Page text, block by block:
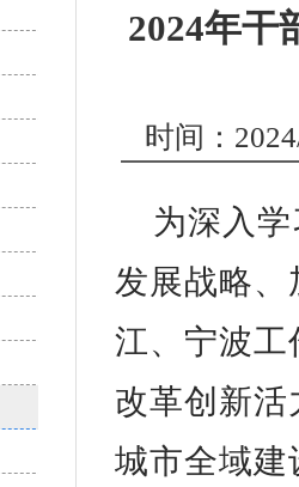
2024年干
时间：
为深入
发展战略
江、宁波工
改革创新
城市全域建